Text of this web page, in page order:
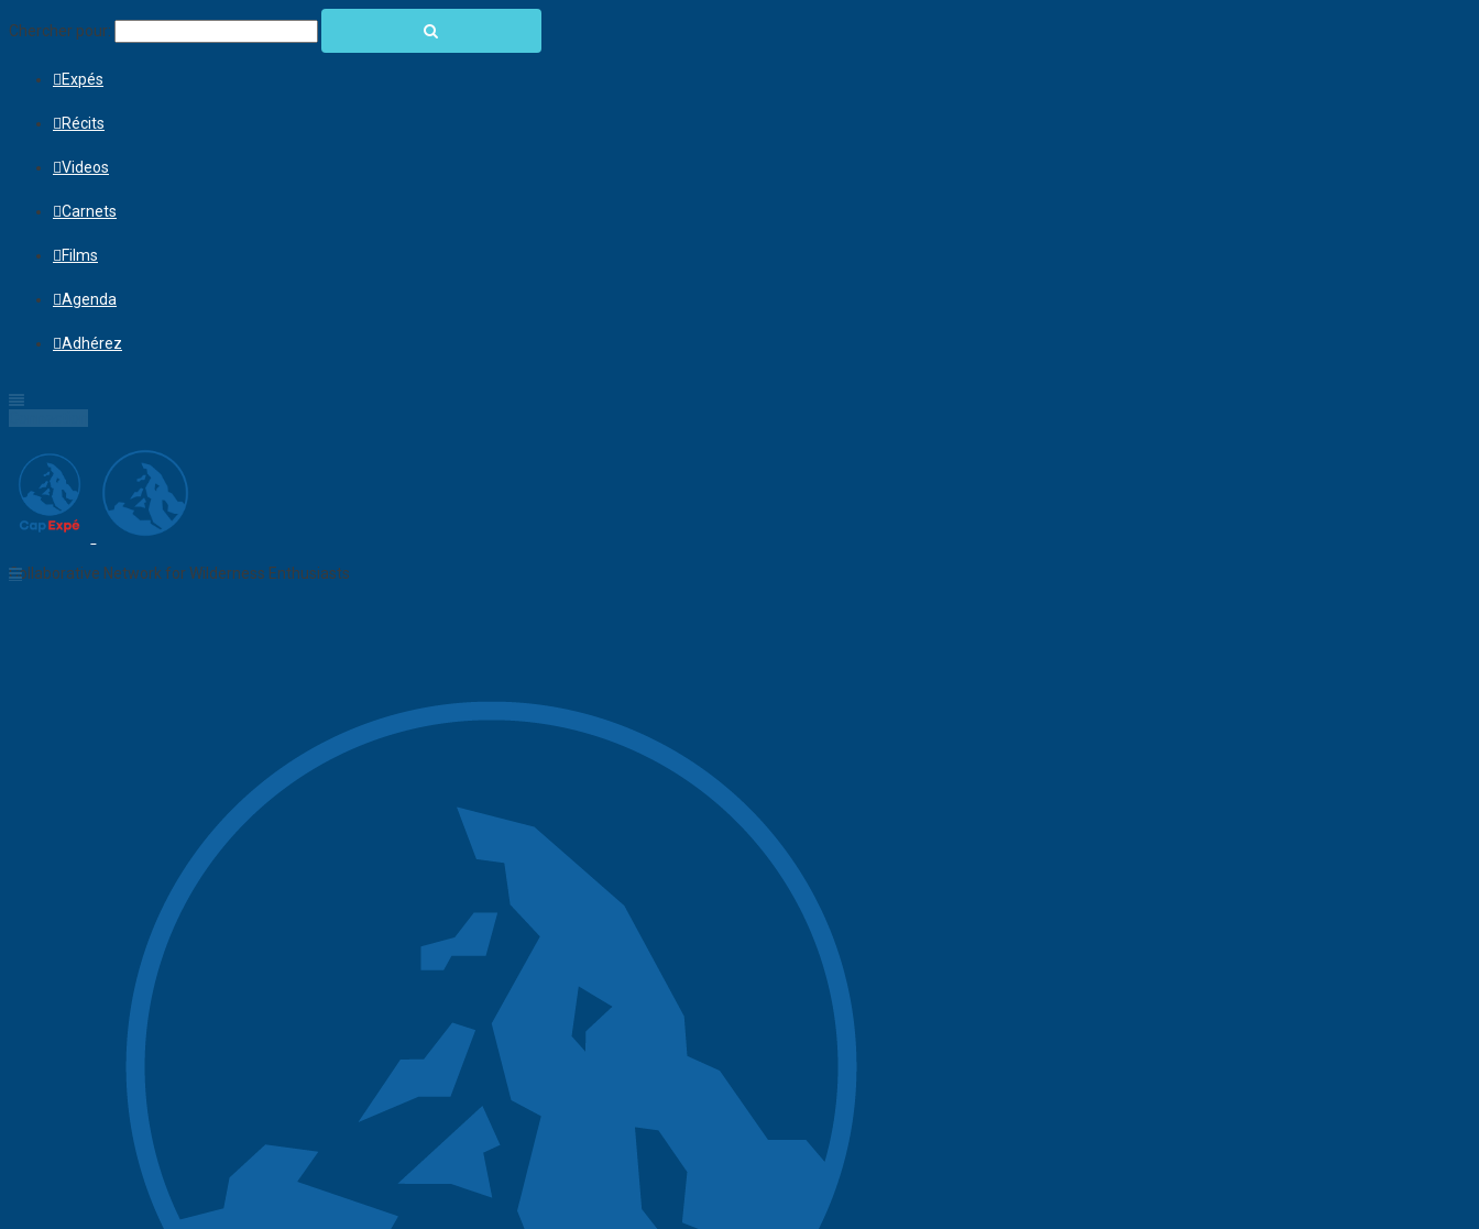
Chercher pour:
Expés
Récits
Videos
Carnets
Films
Agenda
Adhérez
Collaborative Network for Wilderness Enthusiasts